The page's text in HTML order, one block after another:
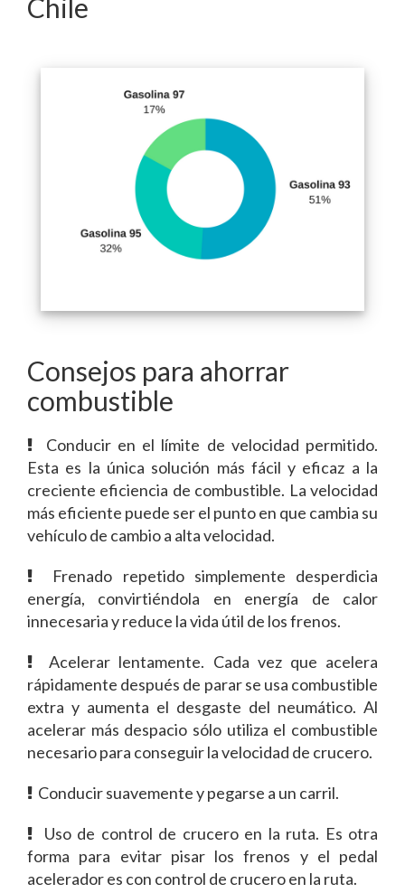
Chile
Consejos para ahorrar
combustible
Conducir en el límite de velocidad permitido.
Esta es la única solución más fácil y eficaz a la
creciente eficiencia de combustible. La velocidad
más eficiente puede ser el punto en que cambia su
vehículo de cambio a alta velocidad.
Frenado repetido simplemente desperdicia
energía, convirtiéndola en energía de calor
innecesaria y reduce la vida útil de los frenos.
Acelerar lentamente. Cada vez que acelera
rápidamente después de parar se usa combustible
extra y aumenta el desgaste del neumático. Al
acelerar más despacio sólo utiliza el combustible
necesario para conseguir la velocidad de crucero.
Conducir suavemente y pegarse a un carril.
Uso de control de crucero en la ruta. Es otra
forma para evitar pisar los frenos y el pedal
acelerador es con control de crucero en la ruta.